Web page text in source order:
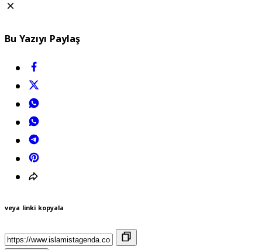
Bu Yazıyı Paylaş
veya linki kopyala